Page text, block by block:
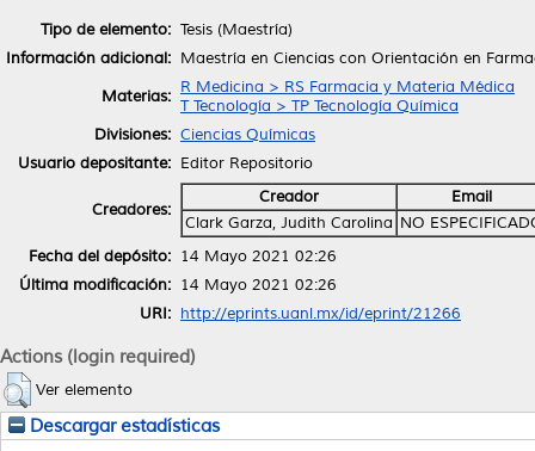
Tipo de elemento: Tesis (Maestría)
Información adicional: Maestría en Ciencias con Orientación en
Materias: R Medicina > RS Farmacia y Materia Médica
T Tecnología > TP Tecnología Química
Divisiones: Ciencias Químicas
Usuario depositante: Editor Repositorio
Creadores:
Creador
Email
Clark Garza, Judith Carolina NO
Fecha del depósito: 14 Mayo 2021 02:26
Última modificación: 14 Mayo 2021 02:26
URI: http://eprints.uanl.mx/id/eprint/21266
Actions (login required)
Ver elemento
Descargar estadísticas